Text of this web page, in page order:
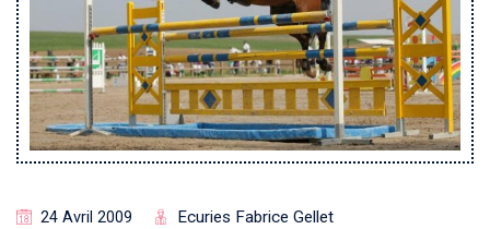
24 Avril 2009 Ecuries Fabrice Gellet